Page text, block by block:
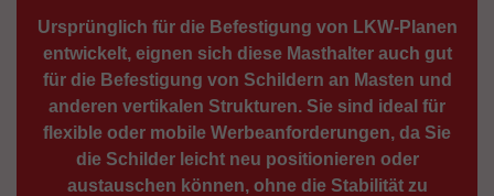
Ursprünglich für die Be­festigung von LKW-Planen
entwickelt, eignen sich diese Masthalter auch gut
für die Befestigung von Schildern an Masten und
anderen vertikalen Strukturen. Sie sind ideal für
flexible oder mobile Werbean­forderungen, da Sie
die Schilder leicht neu positio­nieren oder
austauschen können, ohne die Stabilität zu